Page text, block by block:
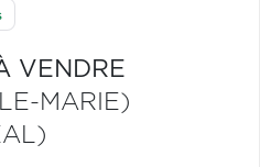
VENDRE
MARIE)